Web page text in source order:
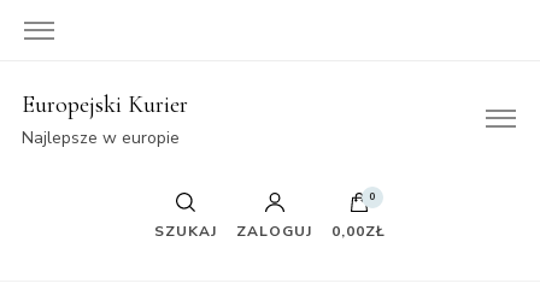
Europejski Kurier
Najlepsze w europie
SZUKAJ ZALOGUJ
0
0,00ZŁ